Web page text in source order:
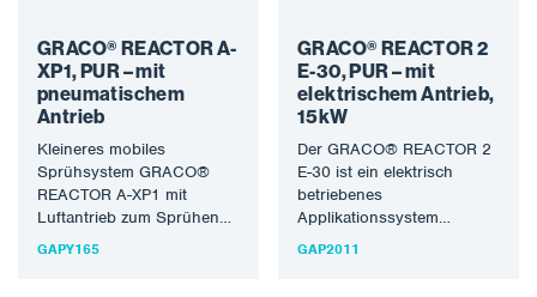
GRACO® REACTOR A-
XP1, PUR – mit
pneumatischem
Antrieb
Kleineres mobiles
Sprühsystem GRACO®
REACTOR A-XP1 mit
Luftantrieb zum Sprühen
von Polyharnstoff-
GAPY165
GRACO® REACTOR 2
E-30, PUR – mit
elektrischem Antrieb,
15kW
Der GRACO® REACTOR 2
E-30 ist ein elektrisch
betriebenes
Applikationssystem
mittlerer Leistung zum
GAP2011